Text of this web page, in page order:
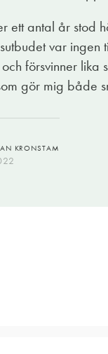
ett antal år
var ingen
försvinner lika
gör mig både
KRONSTAM
även
Du provar den